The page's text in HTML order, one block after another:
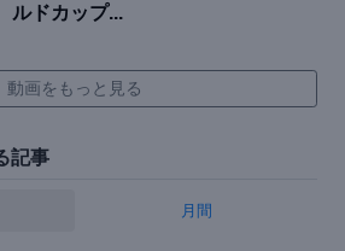
ルドカップ...
動画をもっと見る
記事
月間